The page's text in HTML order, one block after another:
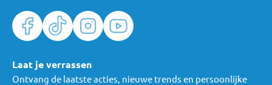
Laat je verrassen
Ontvang de laatste acties, nieuwe trends en persoonlijke